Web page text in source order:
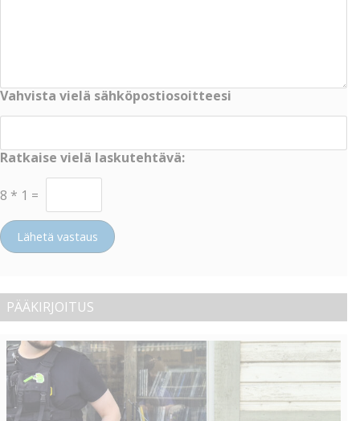
Vahvista vielä sähköpostiosoitteesi
Ratkaise vielä laskutehtävä:
8 * 1 =
Lähetä vastaus
PÄÄKIRJOITUS